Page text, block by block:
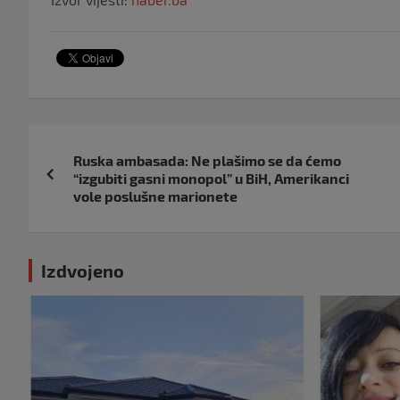
objava
Ruska ambasada: Ne plašimo se da ćemo
“izgubiti gasni monopol” u BiH, Amerikanci
vole poslušne marionete
Izdvojeno